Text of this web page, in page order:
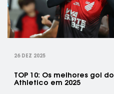
26 DEZ 2025
TOP 10: Os melhores gol do
Athletico em 2025